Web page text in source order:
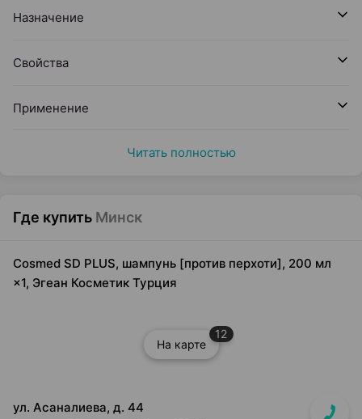
Назначение
Свойства
Применение
Читать полностью
Где купить Минск
Cosmed SD PLUS, шампунь [против перхоти], 200 мл
×1, Эгеан Косметик Турция
На карте
12
ул. Асаналиева, д. 44